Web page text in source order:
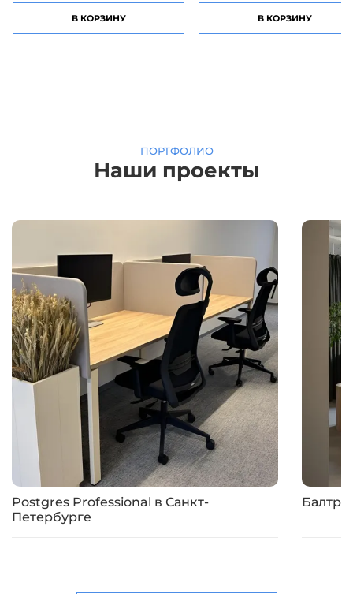
В КОРЗИНУ В КОРЗИНУ
ПОРТФОЛИО
Наши проекты
Postgres Professional в Санкт-
Петербурге